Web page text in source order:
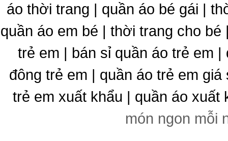
áo thời trang | quần áo bé gái |
quần áo em bé | thời trang cho
trẻ em | bán sỉ quần áo trẻ em
đông trẻ em | quần áo trẻ em
trẻ em xuất khẩu | quần áo xuất
món ngon mỗi